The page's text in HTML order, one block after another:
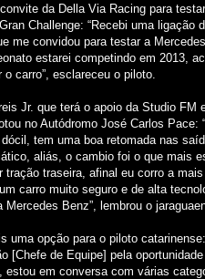
da Della Via Racing para
Challenge: “Recebi uma ligação
me convidou para testar a
estarei competindo em 2013,
carro”, esclareceu o piloto.
Jr. que terá o apoio da Studio FM
no Autódromo José Carlos Pace:
tem uma boa retomada nas
aliás, o cambio foi o que mais
tração traseira, afinal eu corro a
carro muito seguro e de alta
Benz”, lembrou o
uma opção para o piloto
[Chefe de Equipe] pela
estou em conversa com várias